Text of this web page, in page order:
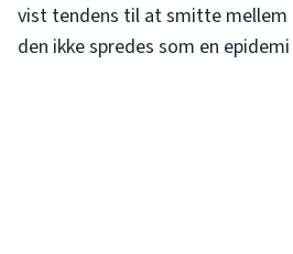
vist tendens til at smitte mellem
den ikke spredes som en epidemi